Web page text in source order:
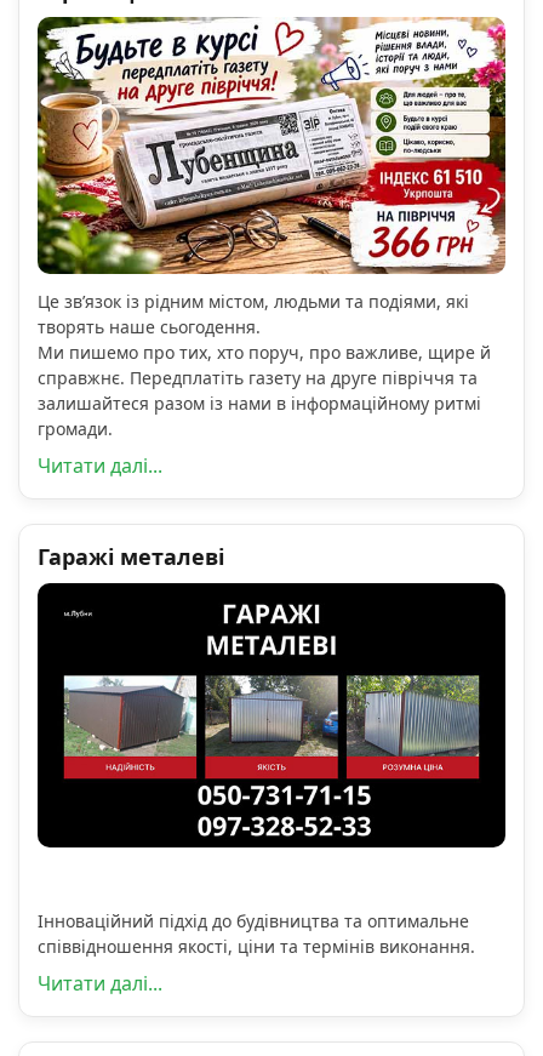
Це зв’язок із рідним містом, людьми та подіями, які
творять наше сьогодення.
Ми пишемо про тих, хто поруч, про важливе, щире й
справжнє. Передплатіть газету на друге півріччя та
залишайтеся разом із нами в інформаційному ритмі
громади.
Читати далі...
Гаражі металеві
Інноваційний підхід до будівництва та оптимальне
співвідношення якості, ціни та термінів виконання.
Читати далі...